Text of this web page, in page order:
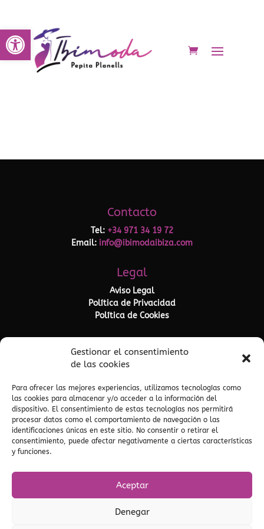
Abrir barra de herramientas
Gestionar el consentimiento
de las cookies
Para ofrecer las mejores experiencias, utilizamos tecnologías como
las cookies para almacenar y/o acceder a la información del
dispositivo. El consentimiento de estas tecnologías nos permitirá
procesar datos como el comportamiento de navegación o las
identificaciones únicas en este sitio. No consentir o retirar el
consentimiento, puede afectar negativamente a ciertas características
y funciones.
Aceptar
Denegar
Contacto
Tel:+34 971 34 19 72
Email:info@ibimodaibiza.com
Legal
Aviso Legal
Política de Privacidad
Política de Cookies
Social